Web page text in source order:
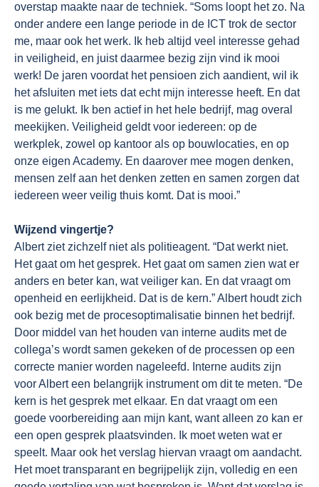
overstap maakte naar de techniek. “Soms loopt het zo. Na
onder andere een lange periode in de ICT trok de sector
me, maar ook het werk. Ik heb altijd veel interesse gehad
in veiligheid, en juist daarmee bezig zijn vind ik mooi
werk! De jaren voordat het pensioen zich aandient, wil ik
het afsluiten met iets dat echt mijn interesse heeft. En dat
is me gelukt. Ik ben actief in het hele bedrijf, mag overal
meekijken. Veiligheid geldt voor iedereen: op de
werkplek, zowel op kantoor als op bouwlocaties, en op
onze eigen Academy. En daarover mee mogen denken,
mensen zelf aan het denken zetten en samen zorgen dat
iedereen weer veilig thuis komt. Dat is mooi.”
Wijzend vingertje?
Albert ziet zichzelf niet als politieagent. “Dat werkt niet.
Het gaat om het gesprek. Het gaat om samen zien wat er
anders en beter kan, wat veiliger kan. En dat vraagt om
openheid en eerlijkheid. Dat is de kern.” Albert houdt zich
ook bezig met de procesoptimalisatie binnen het bedrijf.
Door middel van het houden van interne audits met de
collega’s wordt samen gekeken of de processen op een
correcte manier worden nageleefd. Interne audits zijn
voor Albert een belangrijk instrument om dit te meten. “De
kern is het gesprek met elkaar. En dat vraagt om een
goede voorbereiding aan mijn kant, want alleen zo kan er
een open gesprek plaatsvinden. Ik moet weten wat er
speelt. Maar ook het verslag hiervan vraagt om aandacht.
Het moet transparant en begrijpelijk zijn, volledig en een